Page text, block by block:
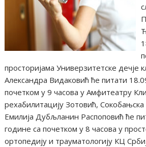
просторијама Универзитетске дечје
Александра Видаковић ће питати
почетком у 9 часова у Амфитеатру
рехабилитацију Зотовић,
Емилија Дубљланин Распоповић ће
године са почетком у 8 часова у
ортопедију и трауматологију КЦ